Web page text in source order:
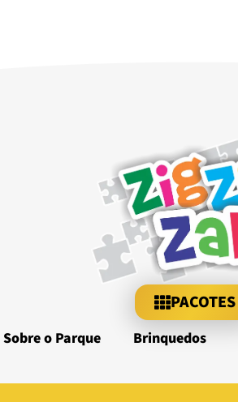
PACOTES
Sobre o Parque Brinquedos